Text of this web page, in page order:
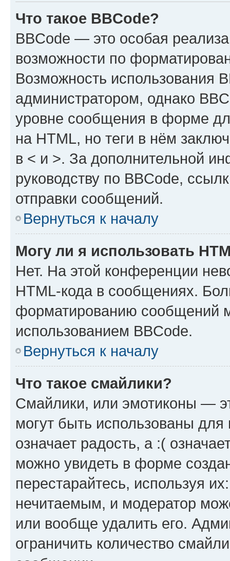
Что такое BBCode?
BBCode — это особая
возможности по
Возможность использования
администратором, однако
уровне сообщения в форме
на HTML, но теги в нём
в < и >. За дополнительной
руководству по BBCode,
отправки сообщений.
Вернуться к началу
Могу ли я использовать
Нет. На этой конференции
HTML-кода в сообщениях.
форматированию сообщений
использованием BBCode.
Вернуться к началу
Что такое смайлики?
Смайлики, или эмотиконы —
могут быть использованы
означает радость, а :(
можно увидеть в форме
перестарайтесь, используя
нечитаемым, и модератор
или вообще удалить его.
ограничить количество